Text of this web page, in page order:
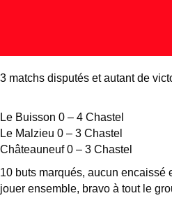
3 matchs disputés et autant de
Le Buisson 0 – 4 Chastel
Le Malzieu 0 – 3 Chastel
Châteauneuf 0 – 3 Chastel
10 buts marqués, aucun encaissé
jouer ensemble, bravo à tout le